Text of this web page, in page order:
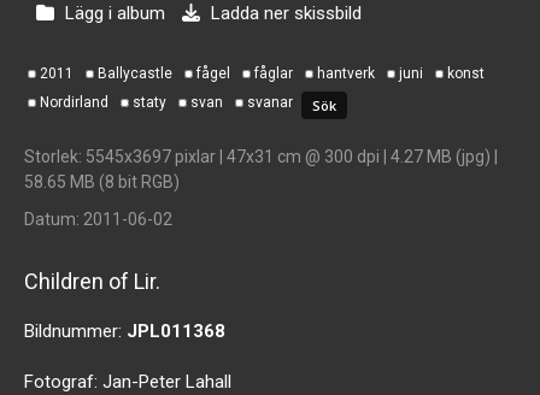
Lägg i album Ladda ner skissbild
2011 Ballycastle fågel fåglar hantverk juni
konst
Nordirland
staty svan svanar
Storlek: 5545x3697 pixlar | 47x31 cm @ 300 dpi | 4.27 MB (jpg) |
58.65 MB (8 bit RGB)
Datum: 2011-06-02
Children of Lir.
Bildnummer: JPL011368
Fotograf: Jan-Peter Lahall